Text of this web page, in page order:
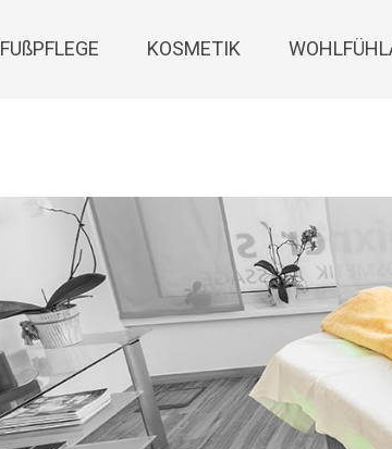
FUßPFLEGE KOSMETIK